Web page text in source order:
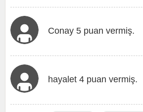
Conay 5 puan vermiş.
hayalet 4 puan vermiş.